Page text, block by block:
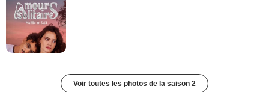
Voir toutes les photos de la saison 2